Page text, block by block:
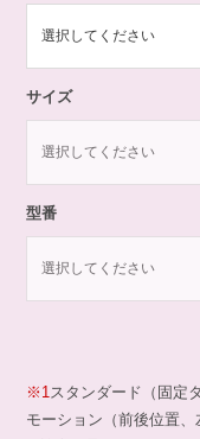
サイズ
型番
※1スタンダード（固定
モーション（前後位置、